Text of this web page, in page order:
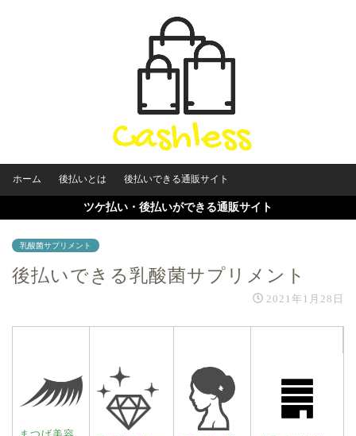
ホーム 後払いとは 後払いできる通販サイト
ツケ払い・後払いができる通販サイト
乳酸菌サプリメント
後払いできる乳酸菌サプリメント
2021年1月28日